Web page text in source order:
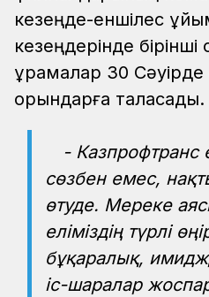
кезеңде-еншілес
кезеңдерінде
құрамалар 30
орындарға таласады.
- Казпрофтранс
сөзбен емес,
өтуде. Мереке
еліміздің түрлі
бұқаралық,
іс-шаралар